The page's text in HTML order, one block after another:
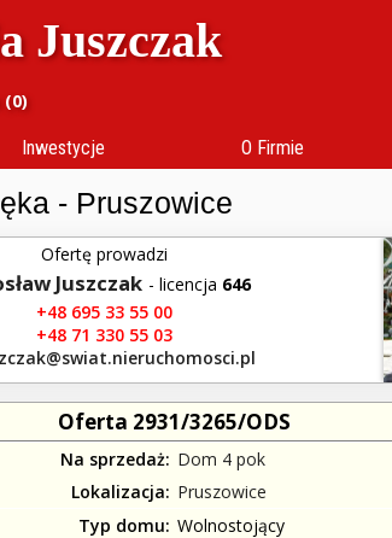
Juszczak
(0)
Inwestycje O Firmie
- Pruszowice
Ofertę prowadzi
Juszczak - licencja 646
+48 695 33 55 00
+48 71 330 55 03
Oferta 2931/3265/ODS
Na sprzedaż
Dom 4 pok
Lokalizacja
Pruszowice
Typ domu Wolnostojący